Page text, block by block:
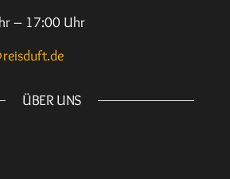
– 17:00 Uhr
ÜBER UNS